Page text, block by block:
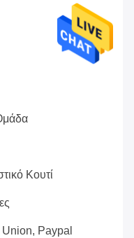
Κουτί
Paypal